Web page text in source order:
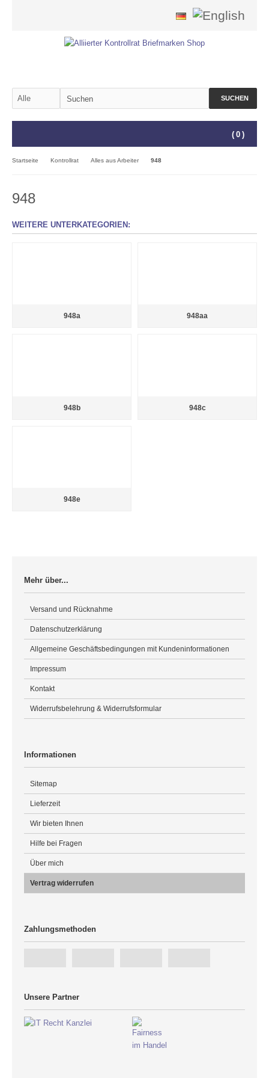
SUCHEN
( 0 )
Startseite Kontrollrat Alles aus Arbeiter 948
948
WEITERE UNTERKATEGORIEN:
948a 948aa
948b 948c
948e
Mehr über...
Versand und Rücknahme
Datenschutzerklärung
Allgemeine Geschäftsbedingungen mit Kundeninformationen
Impressum
Kontakt
Widerrufsbelehrung & Widerrufsformular
Informationen
Sitemap
Lieferzeit
Wir bieten Ihnen
Hilfe bei Fragen
Über mich
Vertrag widerrufen
Zahlungsmethoden
Unsere Partner